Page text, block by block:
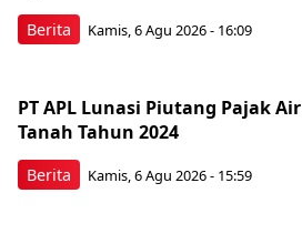
Berita Kamis, 6 Agu 2026 - 16:09
Berita
PT APL Lunasi Piutang Pajak Air
Tanah Tahun 2024
Kamis, 6 Agu 2026 - 15:59